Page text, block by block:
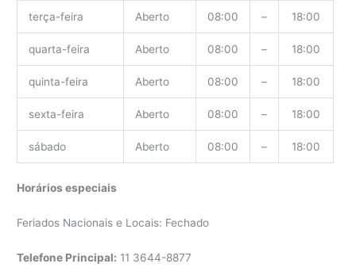
terça-feira Aberto 08:00 – 18:00
quarta-feira Aberto 08:00 – 18:00
quinta-feira Aberto 08:00 – 18:00
sexta-feira Aberto 08:00 – 18:00
sábado Aberto 08:00 – 18:00
Horários especiais
Feriados Nacionais e Locais: Fechado
Telefone Principal: 11 3644-8877